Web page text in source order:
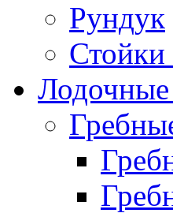
Рундук
Стойки